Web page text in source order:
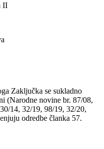
II
Zaključka se sukladno
(Narodne novine br. 87/08,
14, 32/19, 98/19, 32/20,
odredbe članka 57.